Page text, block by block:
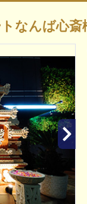
なんば心斎